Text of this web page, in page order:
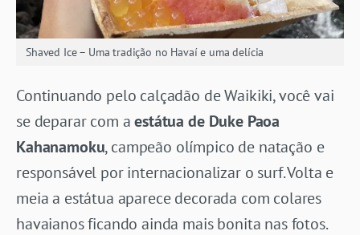
Shaved Ice – Uma tradição no Havaí e uma delícia
Continuando pelo calçadão de Waikiki, você vai
se deparar com aestátua de Duke Paoa
Kahanamoku, campeão olímpico de natação e
responsável por internacionalizar o surf. Volta e
meia a estátua aparece decorada com colares
havaianos ficando ainda mais bonita nas fotos.